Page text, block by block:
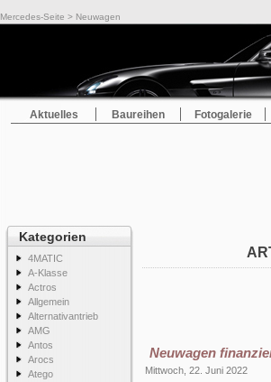
Mercedes-Seite > Neuwagen
Aktuelles Baureihen Fotogalerie
Kategorien
4MATIC
A-Klasse
Actros
Allgemein
Alternativantrieb
AMG
Antos
Arocs
Atego
Neuwagen
Mittwoch, 22. Juni 2022